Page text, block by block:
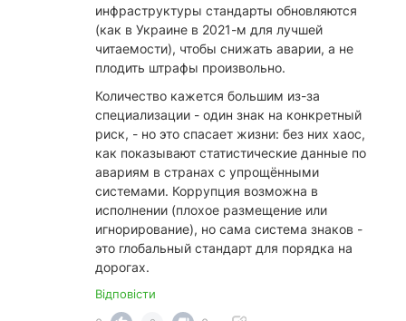
инфраструктуры стандарты обновляются
(как в Украине в 2021-м для лучшей
читаемости), чтобы снижать аварии, а не
плодить штрафы произвольно.
​Количество кажется большим из-за
специализации - один знак на конкретный
риск, - но это спасает жизни: без них хаос,
как показывают статистические данные по
авариям в странах с упрощёнными
системами. Коррупция возможна в
исполнении (плохое размещение или
игнорирование), но сама система знаков -
это глобальный стандарт для порядка на
дорогах.
Відповісти